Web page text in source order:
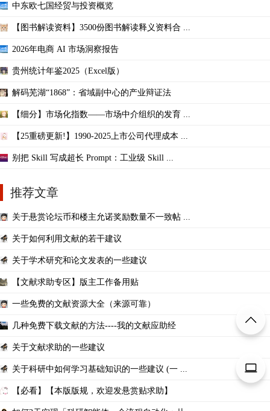
中东欧七国经贸与投资概览
【图书解读资料】3500份图书解读释义资料合 ...
2026年电商 AI 市场洞察报告
贵州统计年鉴2025（Excel版）
解码芜湖“1868”：省域副中心的产业辩证法
【细分】市场化指数——市场中介组织的发育 ...
【25重磅更新!】1990-2025上市公司代理成本 ...
别把 Skill 写成超长 Prompt：工业级 Skill ...
推荐文章
关于悬赏论坛币和楼主允诺奖励数量不一致帖 ...
关于如何利用文献的若干建议
关于学术研究和论文发表的一些建议
【文献求助专区】版主工作备用贴
一些免费的文献资源大全（来源可靠）
几种免费下载文献的方法----我的文献应助经
关于文献求助的一些建议
关于科研中如何学习基础知识的一些建议 (一 ...
【必看】【本版版规，欢迎发悬赏贴求助】